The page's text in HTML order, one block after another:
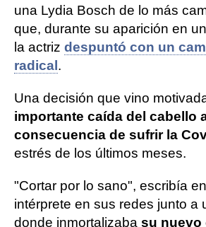
una Lydia Bosch de lo más
que, durante su aparición en
la actriz despuntó con un
radical .
Una decisión que vino
importante caída del cabello
consecuencia de sufrir la
estrés de los últimos meses.
"Cortar por lo sano", escribía
intérprete en sus redes junto a
donde inmortalizaba su nuevo